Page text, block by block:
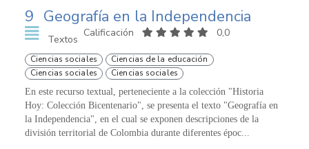
9 Geografía en la Independencia
Textos
Calificación 0,0
Ciencias sociales
Ciencias de la educación
Ciencias sociales
Ciencias sociales
En este recurso textual, perteneciente a la colección "Historia
Hoy: Colección Bicentenario", se presenta el texto "Geografía en
la Independencia", en el cual se exponen descripciones de la
división territorial de Colombia durante diferentes époc...